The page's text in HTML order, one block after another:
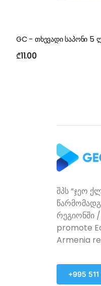
GC - თხევადი საპონი 5
₾11.00
შპს “ჯეო
რეგიონში
promote
Armenia
+995